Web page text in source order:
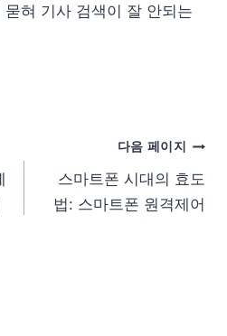
묻혀 기사 검색이 잘 안되는
다음 페이지
스마트폰 시대의 효도
법: 스마트폰 원격제어